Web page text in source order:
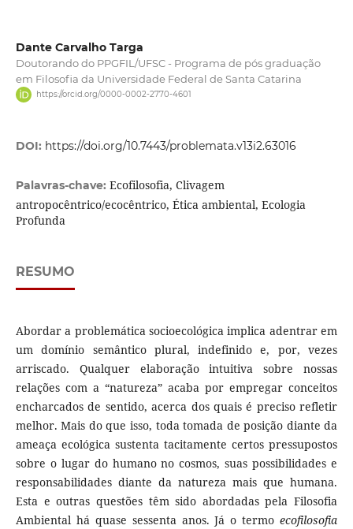
Dante Carvalho Targa
Doutorando do PPGFIL/UFSC - Programa de pós graduação
em Filosofia da Universidade Federal de Santa Catarina
https://orcid.org/0000-0002-2770-4601
DOI: https://doi.org/10.7443/problemata.v13i2.63016
Palavras-chave: Ecofilosofia, Clivagem
antropocêntrico/ecocêntrico, Ética ambiental, Ecologia
Profunda
RESUMO
Abordar a problemática socioecológica implica adentrar em
um domínio semântico plural, indefinido e, por, vezes
arriscado. Qualquer elaboração intuitiva sobre nossas
relações com a “natureza” acaba por empregar conceitos
encharcados de sentido, acerca dos quais é preciso refletir
melhor. Mais do que isso, toda tomada de posição diante da
ameaça ecológica sustenta tacitamente certos pressupostos
sobre o lugar do humano no cosmos, suas possibilidades e
responsabilidades diante da natureza mais que humana.
Esta e outras questões têm sido abordadas pela Filosofia
Ambiental há quase sessenta anos. Já o termoecofilosofia